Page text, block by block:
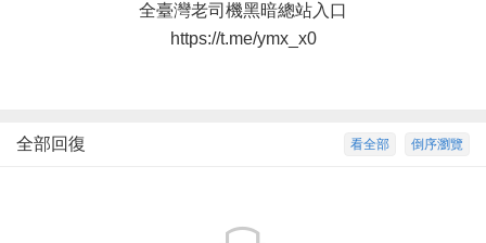
全臺灣老司機黑暗總站入口
https://t.me/ymx_x0
倒序瀏覽
看全部
全部回復